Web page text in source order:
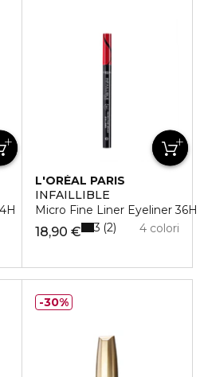
L'ORÉAL PARIS
INFAILLIBLE
Micro Fine Liner Eyeliner 36H
18,90 € 4 colori
3 2
30%